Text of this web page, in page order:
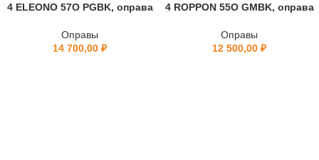
4 ELEONO 57O PGBK, оправа
Оправы
14 700,00 ₽
4 ROPPON 55O GMBK, оправа
Оправы
12 500,00 ₽